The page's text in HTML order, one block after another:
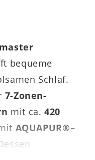
bequeme
Schlaf.
7-Zonen-
mit ca.420
AQUAPUR®–